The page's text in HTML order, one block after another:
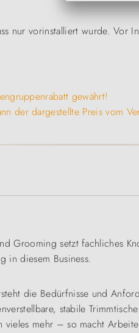
nur vorinstalliert wurde. Vor
gewährt!
der dargestellte Preis vom
Grooming setzt fachliches
in diesem Business.
die Bedürfnisse und
stabile
vieles mehr – so macht